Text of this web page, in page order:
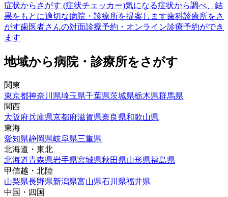
症状からさがす (症状チェッカー)気になる症状から調べ、結
果をもとに適切な病院・診療所を提案します歯科診療所をさ
がす歯医者さんの対面診療予約・オンライン診療予約ができ
ます
地域から病院・診療所をさがす
関東
東京都神奈川県埼玉県千葉県茨城県栃木県群馬県
関西
大阪府兵庫県京都府滋賀県奈良県和歌山県
東海
愛知県静岡県岐阜県三重県
北海道・東北
北海道青森県岩手県宮城県秋田県山形県福島県
甲信越・北陸
山梨県長野県新潟県富山県石川県福井県
中国・四国